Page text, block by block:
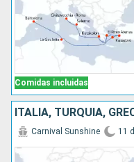
Comidas incluidas
Carnival Sunshine 11 d